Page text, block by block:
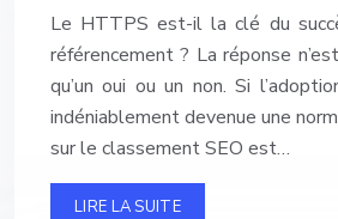
Le HTTPS est-il la clé du
référencement ? La réponse
qu’un oui ou un non. Si
indéniablement devenue une
sur le classement SEO est…
LIRE LA SUITE